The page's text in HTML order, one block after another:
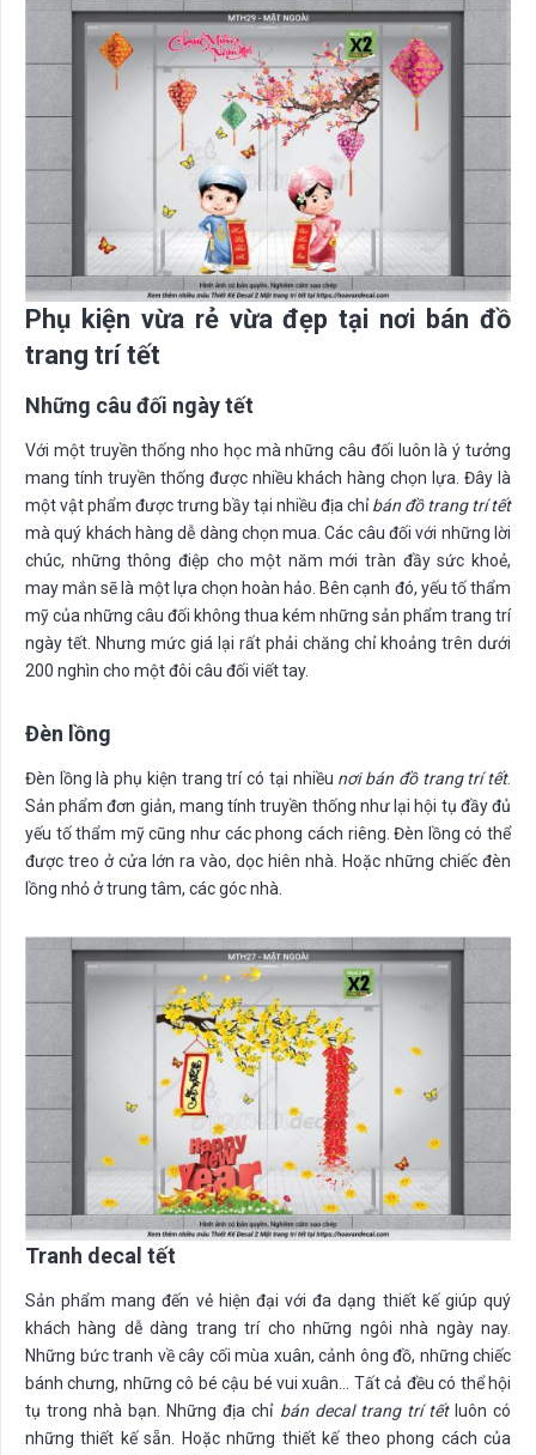
Phụ kiện vừa rẻ vừa đẹp tại nơi bán đồ
trang trí tết
Những câu đối ngày tết
Với một truyền thống nho học mà những câu đối luôn là ý tưởng
mang tính truyền thống được nhiều khách hàng chọn lựa. Đây là
một vật phẩm được trưng bầy tại nhiều địa chỉbán đồ trang trí tết
mà quý khách hàng dễ dàng chọn mua. Các câu đối với những lời
chúc, những thông điệp cho một năm mới tràn đầy sức khoẻ,
may mắn sẽ là một lựa chọn hoàn hảo. Bên cạnh đó, yếu tố thẩm
mỹ của những câu đối không thua kém những sản phẩm trang trí
ngày tết. Nhưng mức giá lại rất phải chăng chỉ khoảng trên dưới
200 nghìn cho một đôi câu đối viết tay.
Đèn lồng
Đèn lồng là phụ kiện trang trí có tại nhiều nơi bán đồ trang trí tết.
Sản phẩm đơn giản, mang tính truyền thống như lại hội tụ đầy đủ
yếu tố thẩm mỹ cũng như các phong cách riêng. Đèn lồng có thể
được treo ở cửa lớn ra vào, dọc hiên nhà. Hoặc những chiếc đèn
lồng nhỏ ở trung tâm, các góc nhà.
Tranh decal tết
Sản phẩm mang đến vẻ hiện đại với đa dạng thiết kế giúp quý
khách hàng dễ dàng trang trí cho những ngôi nhà ngày nay.
Những bức tranh về cây cối mùa xuân, cảnh ông đồ, những chiếc
bánh chưng, những cô bé cậu bé vui xuân… Tất cả đều có thể hội
tụ trong nhà bạn. Những địa chỉ bán decal trang trí tếtluôn có
những thiết kế sẵn. Hoặc những thiết kế theo phong cách của